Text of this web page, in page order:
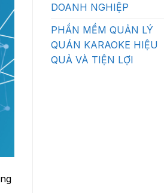
DOANH NGHIỆP
PHẦN MỀM QUẢN LÝ
QUÁN KARAOKE HIỆU
QUẢ VÀ TIỆN LỢI